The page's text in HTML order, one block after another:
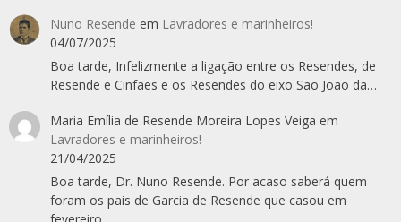
Nuno Resende em Lavradores e marinheiros!
04/07/2025
Boa tarde, Infelizmente a ligação entre os Resendes, de
Resende e Cinfães e os Resendes do eixo São João da…
Maria Emília de Resende Moreira Lopes Veiga em
Lavradores e marinheiros!
21/04/2025
Boa tarde, Dr. Nuno Resende. Por acaso saberá quem
foram os pais de Garcia de Resende que casou em